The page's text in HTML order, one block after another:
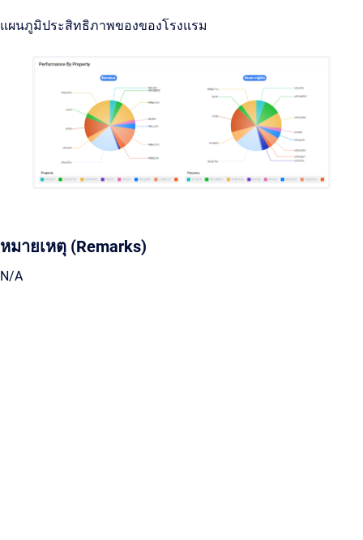
แผนภูมิประสิทธิภาพของของโรงแรม
หมายเหตุ (Remarks)
N/A